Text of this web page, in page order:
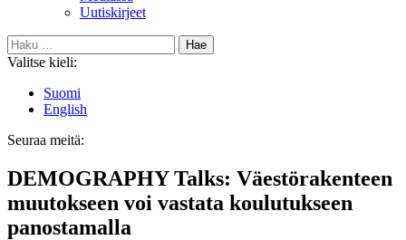
Uutiskirjeet
Haku:
Valitse kieli:
Suomi
English
Seuraa meitä:
DEMOGRAPHY Talks: Väestörakenteen
muutokseen voi vastata koulutukseen
panostamalla